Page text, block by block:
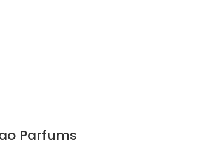
Parfums